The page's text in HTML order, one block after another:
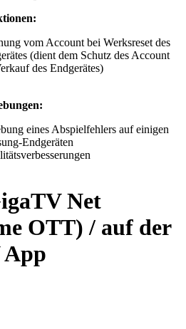
vom Account bei Werksreset des
(dient dem Schutz des Account
des Endgerätes)
eines Abspielfehlers auf einigen
Endgeräten
Net
OTT) / auf der
App